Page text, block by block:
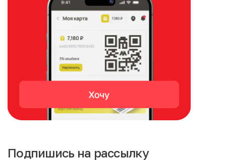
Подпишись на рассылку